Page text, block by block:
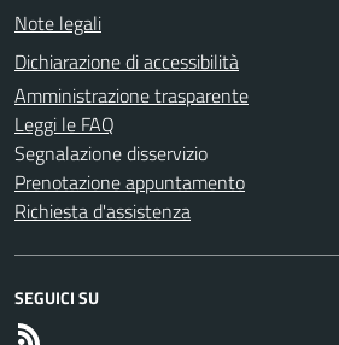
Note legali
Dichiarazione di accessibilità
Amministrazione trasparente
Leggi le FAQ
Segnalazione disservizio
Prenotazione appuntamento
Richiesta d'assistenza
SEGUICI SU